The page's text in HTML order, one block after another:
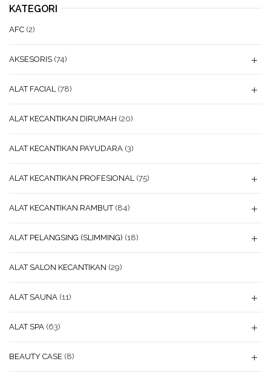
KATEGORI
AFC (2)
AKSESORIS (74)
ALAT FACIAL (78)
ALAT KECANTIKAN DIRUMAH (20)
ALAT KECANTIKAN PAYUDARA (3)
ALAT KECANTIKAN PROFESIONAL (75)
ALAT KECANTIKAN RAMBUT (84)
ALAT PELANGSING (SLIMMING) (18)
ALAT SALON KECANTIKAN (29)
ALAT SAUNA (11)
ALAT SPA (63)
BEAUTY CASE (8)